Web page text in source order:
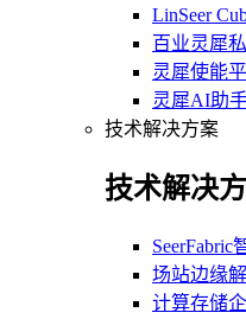
LinSeer
百业灵犀
灵犀使能
灵犀AI助
技术解决方案
技术解决
场站边缘
计算存储